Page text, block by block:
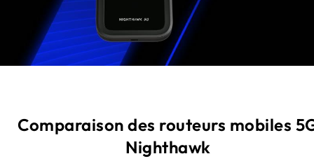
Comparaison des routeurs mobiles
Nighthawk